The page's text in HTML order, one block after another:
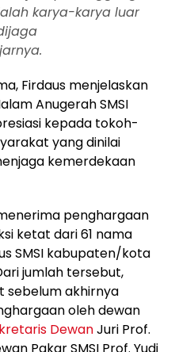
karya-karya luar
Firdaus menjelaskan
Anugerah SMSI
kepada tokoh-
yang dinilai
kemerdekaan
penghargaan
ketat dari 61 nama
SMSI kabupaten/kota
jumlah tersebut,
sebelum akhirnya
oleh dewan
DewanJuri Prof.